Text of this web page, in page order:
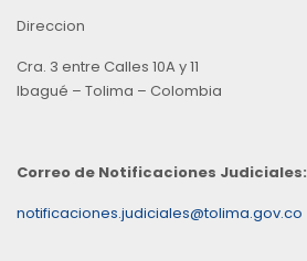
Direccion
Cra. 3 entre Calles 10A y 11
Ibagué – Tolima – Colombia
Correo de Notificaciones Judiciales:
notificaciones.judiciales@tolima.gov.co